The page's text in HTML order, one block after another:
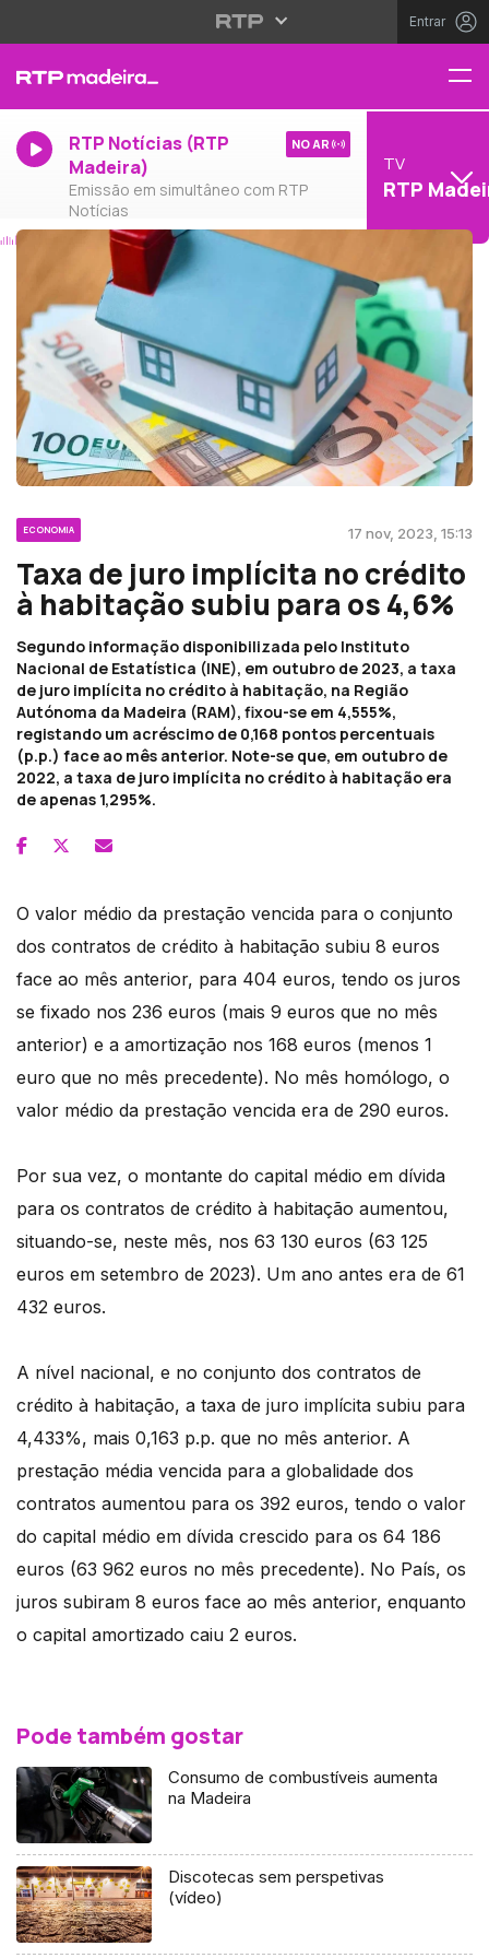
Entrar
RTP Notícias (RTP
Madeira)
Emissão em simultâneo com RTP
Notícias
NO AR
TV
RTP
ECONOMIA 17 nov, 2023, 15:13
Taxa de juro implícita no crédito
à habitação subiu para os 4,6%
Segundo informação disponibilizada pelo Instituto
Nacional de Estatística (INE), em outubro de 2023, a taxa
de juro implícita no crédito à habitação, na Região
Autónoma da Madeira (RAM), fixou-se em 4,555%,
registando um acréscimo de 0,168 pontos percentuais
(p.p.) face ao mês anterior. Note-se que, em outubro de
2022, a taxa de juro implícita no crédito à habitação era
de apenas 1,295%.
O valor médio da prestação vencida para o conjunto
dos contratos de crédito à habitação subiu 8 euros
face ao mês anterior, para 404 euros, tendo os juros
se fixado nos 236 euros (mais 9 euros que no mês
anterior) e a amortização nos 168 euros (menos 1
euro que no mês precedente). No mês homólogo, o
valor médio da prestação vencida era de 290 euros.
Por sua vez, o montante do capital médio em dívida
para os contratos de crédito à habitação aumentou,
situando-se, neste mês, nos 63 130 euros (63 125
euros em setembro de 2023). Um ano antes era de 61
432 euros.
A nível nacional, e no conjunto dos contratos de
crédito à habitação, a taxa de juro implícita subiu para
4,433%, mais 0,163 p.p. que no mês anterior. A
prestação média vencida para a globalidade dos
contratos aumentou para os 392 euros, tendo o valor
do capital médio em dívida crescido para os 64 186
euros (63 962 euros no mês precedente). No País, os
juros subiram 8 euros face ao mês anterior, enquanto
o capital amortizado caiu 2 euros.
Pode também gostar
Consumo de combustíveis aumenta
na Madeira
Discotecas sem perspetivas
(vídeo)